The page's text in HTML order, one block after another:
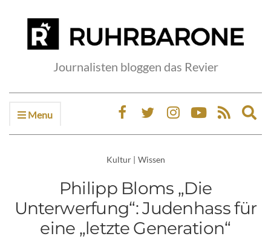
Journalisten bloggen das Revier
Menu
Kultur | Wissen
Philipp Bloms „Die
Unterwerfung“: Judenhass für
eine „letzte Generation“